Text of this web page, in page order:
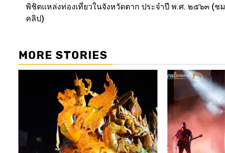
พิชิตแหล่งท่องเที่ยวในจังหวัดตาก ประจำปี พ.ศ. ๒๕๖๓ (ชม
คลิป)
MORE STORIES